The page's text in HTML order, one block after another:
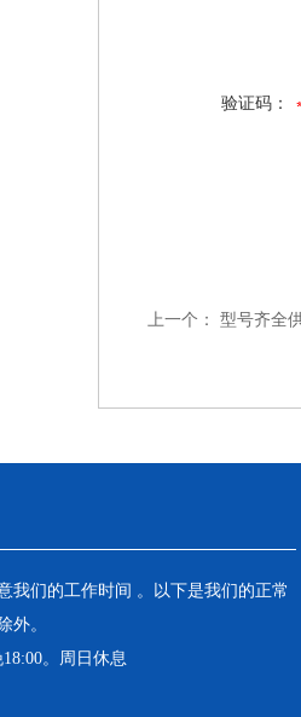
验证码：
上一个： 型号齐全
我们的工作时间 。以下是我们的正常
外。
。周日休息